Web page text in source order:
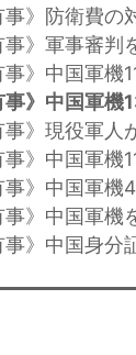
事》防衛費の
事》軍事審判
事》中国軍機
事》中国軍
事》現役軍人
事》中国軍機
事》中国軍機
事》中国軍機
事》中国身分